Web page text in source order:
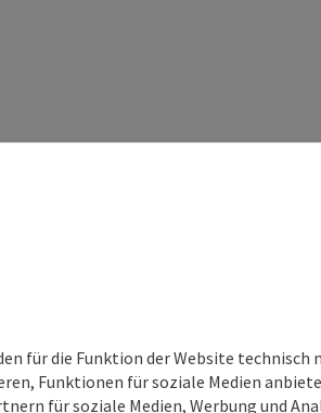
für die Funktion der Website
Funktionen für soziale Medien
für soziale Medien, Werbung und